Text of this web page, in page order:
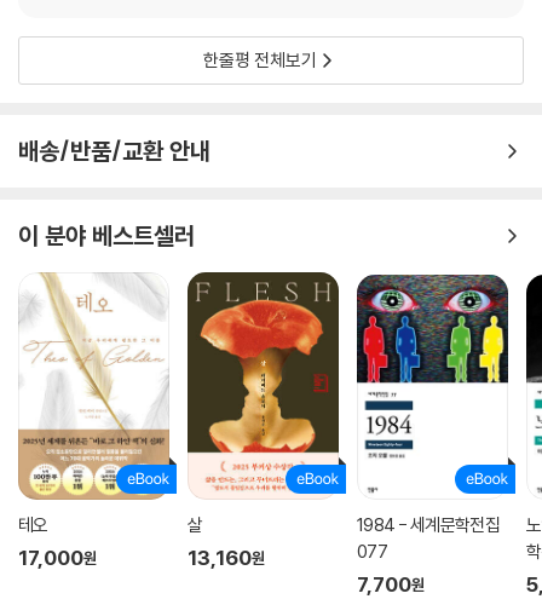
한줄평 전체보기
배송/반품/교환 안내
이 분야 베스트셀러
테오
17,000원
살
13,160원
1984 - 세계문학전집
077
7,700원